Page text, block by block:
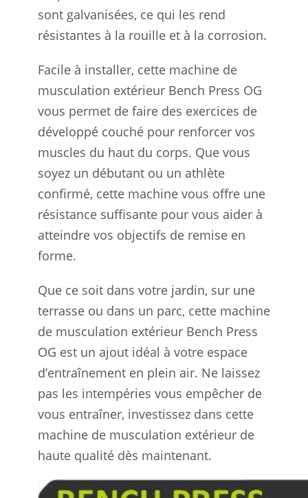
sont galvanisées, ce qui les rend
résistantes à la rouille et à la corrosion.
Facile à installer, cette machine de
musculation extérieur Bench Press OG
vous permet de faire des exercices de
développé couché pour renforcer vos
muscles du haut du corps. Que vous
soyez un débutant ou un athlète
confirmé, cette machine vous offre une
résistance suffisante pour vous aider à
atteindre vos objectifs de remise en
forme.
Que ce soit dans votre jardin, sur une
terrasse ou dans un parc, cette machine
de musculation extérieur Bench Press
OG est un ajout idéal à votre espace
d’entraînement en plein air. Ne laissez
pas les intempéries vous empêcher de
vous entraîner, investissez dans cette
machine de musculation extérieur de
haute qualité dès maintenant.